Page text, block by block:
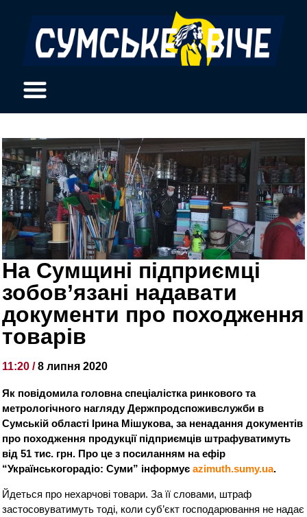
На Сумщині підприємці
зобов’язані надавати
документи про походження
товарів
11:20 /8 липня 2020
Як повідомила головна спеціалістка ринкового та
метрологічного нагляду Держпродспоживслужби в
Сумській області Ірина Мішукова, за ненадання документів
про походження продукції підприємців штрафуватимуть
від 51 тис. грн. Про це з посиланням на ефір
“Українськогорадіо: Суми” інформуєazimuth.sumy.ua.
Йдеться про нехарчові товари. За її словами, штраф
застосовуватимуть тоді, коли суб’єкт господарювання не надає